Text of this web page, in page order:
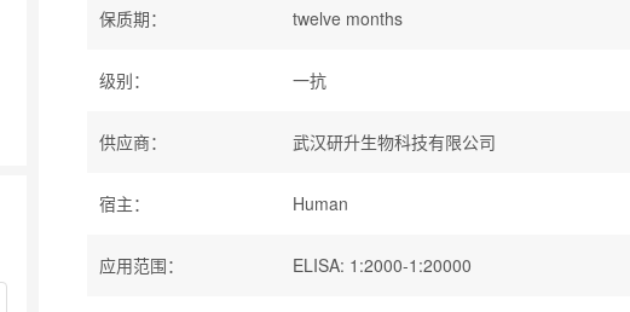
保质期： twelve months
级别： 一抗
供应商： 武汉研升生物科技有限公司
宿主： Human
应用范围： ELISA: 1:2000-1:20000